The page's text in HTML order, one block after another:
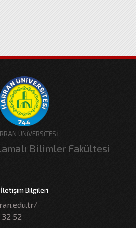
ÜNİVERSİTESİ
Bilimler Fakültesi
İletişim Bilgileri
32 52